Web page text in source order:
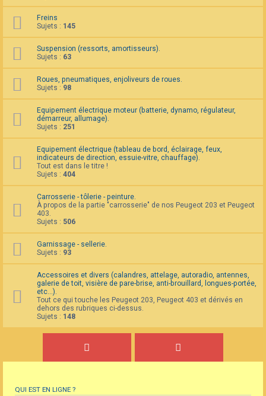
Freins
Sujets : 145
Suspension (ressorts, amortisseurs).
Sujets : 63
Roues, pneumatiques, enjoliveurs de roues.
Sujets : 98
Equipement électrique moteur (batterie, dynamo, régulateur,
démarreur, allumage).
Sujets : 251
Equipement électrique (tableau de bord, éclairage, feux,
indicateurs de direction, essuie-vitre, chauffage).
Tout est dans le titre !
Sujets : 404
Carrosserie - tôlerie - peinture.
À propos de la partie "carrosserie" de nos Peugeot 203 et Peugeot
403.
Sujets : 506
Garnissage - sellerie.
Sujets : 93
Accessoires et divers (calandres, attelage, autoradio, antennes,
galerie de toit, visière de pare-brise, anti-brouillard, longues-portée,
etc...).
Tout ce qui touche les Peugeot 203, Peugeot 403 et dérivés en
dehors des rubriques ci-dessus.
Sujets : 148
QUI EST EN LIGNE ?